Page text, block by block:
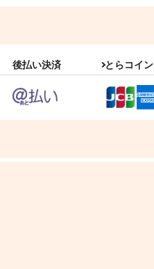
後払い決済 とらコイン